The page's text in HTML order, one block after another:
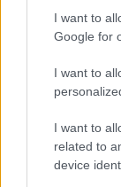
I want to
Google for
I want to
I want to
related to
device
Basket
mirati